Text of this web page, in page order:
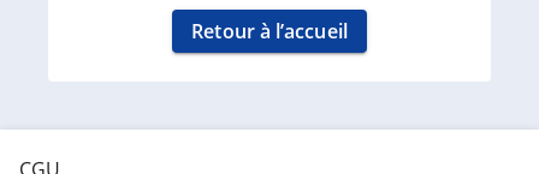
Retour à l’accueil